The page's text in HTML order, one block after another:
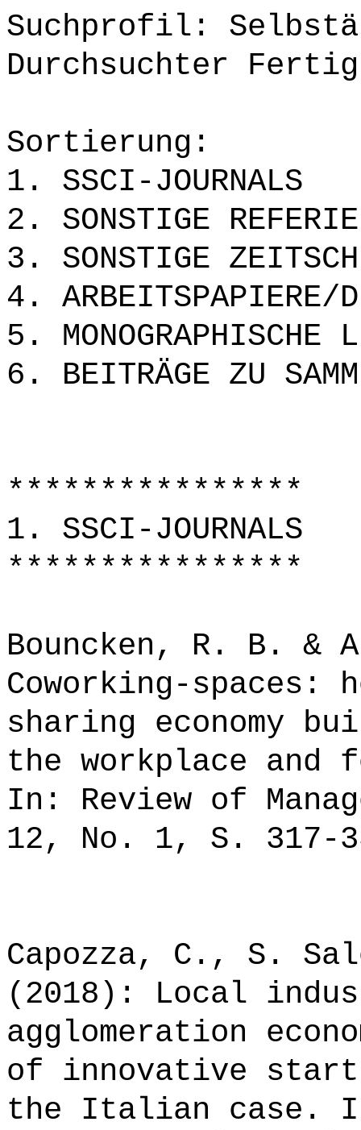
Suchprofil:
Durchsuchter
Sortierung:
1. SSCI-JOURNALS
2. SONSTIGE
3. SONSTIGE
4. ARBEITSPAPIERE/
5. MONOGRAPHISCHE
6. BEITRÄGE ZU
****************
1. SSCI-JOURNALS
****************
Bouncken, R. B. &
Coworking-spaces:
sharing economy
the workplace and
In: Review of
12, No. 1, S. 317-
Capozza, C., S.
(2018): Local
agglomeration
of innovative
the Italian case.